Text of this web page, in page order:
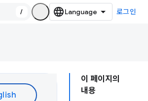
/ 로그인
이 페이지의
내용